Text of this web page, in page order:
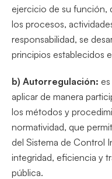
ejercicio de su función,
los procesos,
responsabilidad, se
principios establecidos
b) Autorregulación:
aplicar de manera
los métodos y
normatividad, que
del Sistema de Control
integridad, eficiencia y
pública.